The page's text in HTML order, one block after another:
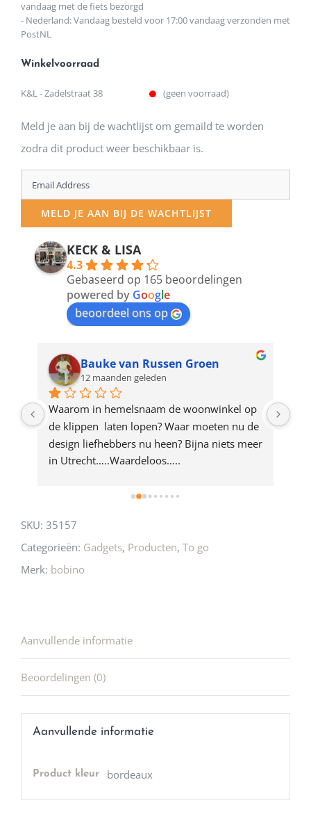
vandaag met de fiets bezorgd
- Nederland: Vandaag besteld voor 17:00 vandaag verzonden met
PostNL
Winkelvoorraad
K&L - Zadelstraat 38 (geen voorraad)
Meld je aan bij de wachtlijst om gemaild te worden
zodra dit product weer beschikbaar is.
Enter
your
email
address
product
MELD JE AAN BIJ DE WACHTLIJST
KECK & LISA
4.3
Gebaseerd op 165 beoordelingen
powered by Google
beoordeel ons op
Bauke van Russen Groen
12 maanden geleden
Waarom in hemelsnaam de woonwinkel op
de klippen  laten lopen? Waar moeten nu de
design liefhebbers nu heen? Bijna niets meer
in Utrecht…..Waardeloos…..
SKU: 35157
Categorieën: Gadgets, Producten, To go
Merk: bobino
Aanvullende informatie
Beoordelingen (0)
Aanvullende informatie
Product kleur bordeaux